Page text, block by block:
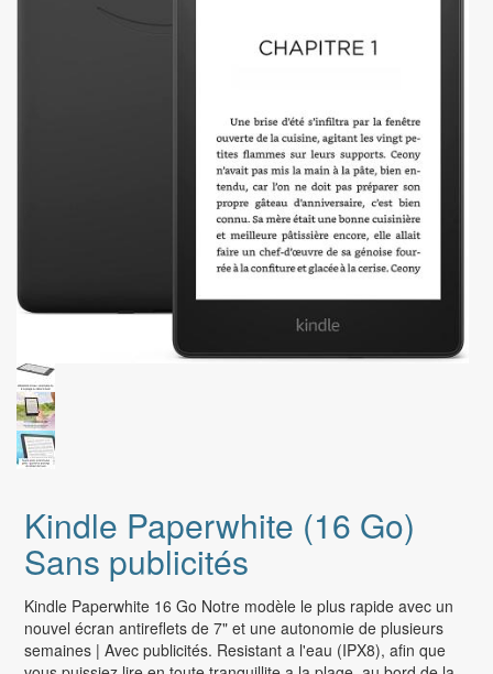
Kindle Paperwhite (16 Go)
Sans publicités
Kindle Paperwhite 16 Go Notre modèle le plus rapide avec un
nouvel écran antireflets de 7" et une autonomie de plusieurs
semaines | Avec publicités. Resistant a l'eau (IPX8), afin que